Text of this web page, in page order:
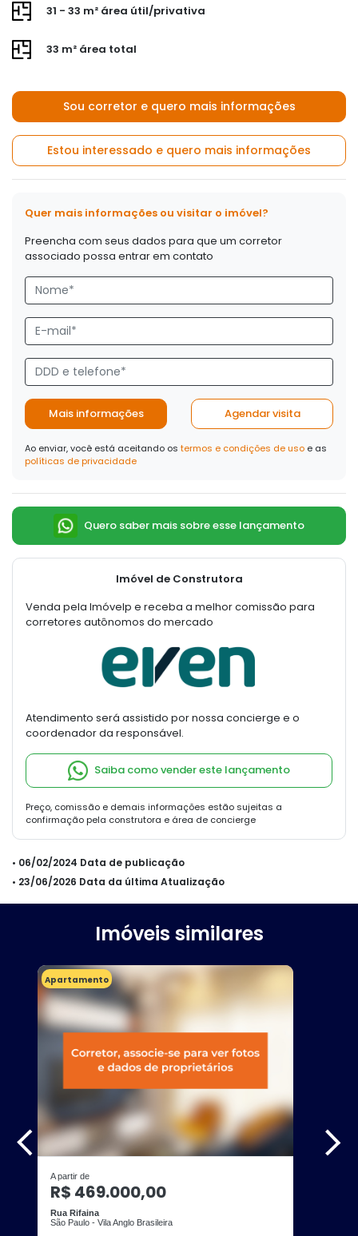
31 - 33 m² área útil/privativa
33 m² área total
Sou corretor e quero mais informações
Estou interessado e quero mais informações
Quer mais informações ou visitar o imóvel?
Preencha com seus dados para que um corretor
associado possa entrar em contato
Mais informações Agendar visita
Ao enviar, você está aceitando os termos e condições de uso e as
políticas de privacidade
Quero saber mais sobre esse lançamento
Imóvel de Construtora
Venda pela Imóvelp e receba a melhor comissão para
corretores autônomos do mercado
Atendimento será assistido por nossa concierge e o
coordenador da responsável.
Saiba como vender este lançamento
Preço, comissão e demais informações estão sujeitas a
confirmação pela construtora e área de concierge
• 06/02/2024 Data de publicação
• 23/06/2026 Data da última Atualização
Imóveis similares
Apartamento
A partir de
R$ 469.000,00
Rua Rifaina
São Paulo - Vila Anglo Brasileira